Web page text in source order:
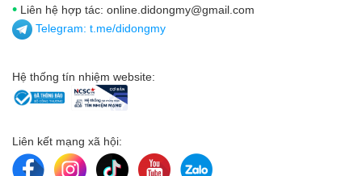
• Liên hệ hợp tác: online.didongmy@gmail.com
Telegram: t.me/didongmy
Hệ thống tín nhiệm website:
Liên kết mạng xã hội: